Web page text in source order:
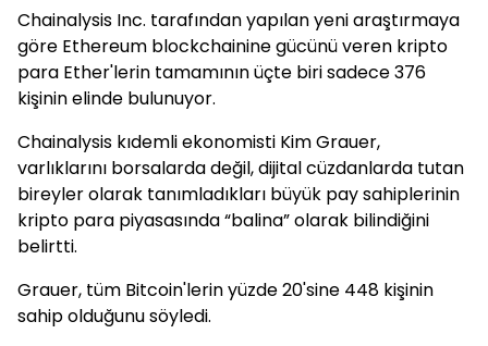
Chainalysis Inc. tarafından yapılan yeni araştırmaya
göre Ethereum blockchainine gücünü veren kripto
para Ether'lerin tamamının üçte biri sadece 376
kişinin elinde bulunuyor.
Chainalysis kıdemli ekonomisti Kim Grauer,
varlıklarını borsalarda değil, dijital cüzdanlarda tutan
bireyler olarak tanımladıkları büyük pay sahiplerinin
kripto para piyasasında “balina” olarak bilindiğini
belirtti.
Grauer, tüm Bitcoin'lerin yüzde 20'sine 448 kişinin
sahip olduğunu söyledi.